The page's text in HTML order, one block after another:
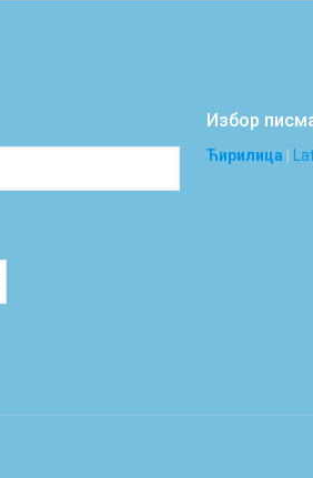
Избор
Ћирилица